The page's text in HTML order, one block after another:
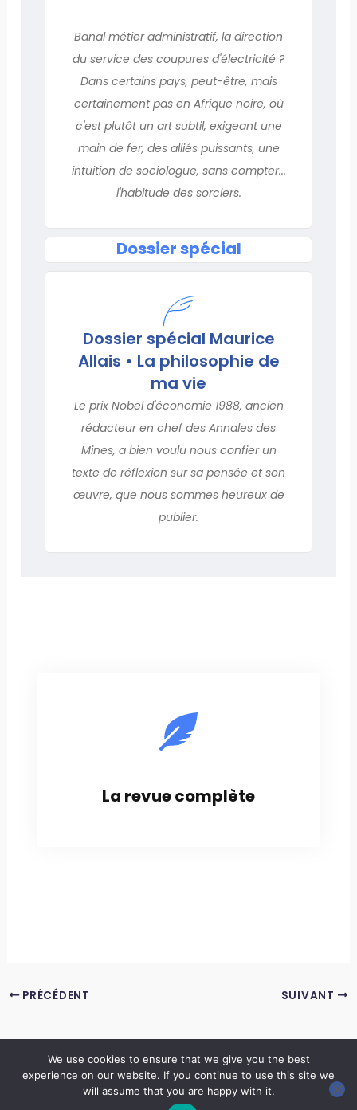
Banal métier administratif, la direction
du service des coupures d'électricité ?
Dans certains pays, peut-être, mais
certainement pas en Afrique noire, où
c'est plutôt un art subtil, exigeant une
main de fer, des alliés puissants, une
intuition de sociologue, sans compter...
l'habitude des sorciers.
Dossier spécial
Dossier spécial Maurice
Allais • La philosophie de
ma vie
Le prix Nobel d'économie 1988, ancien
rédacteur en chef des Annales des
Mines, a bien voulu nous confier un
texte de réflexion sur sa pensée et son
œuvre, que nous sommes heureux de
publier.
La revue complète
PRÉCÉDENT SUIVANT
Copyright © 2026 LES ANNALES DES MINES | Powered byThème WordPress Astra
We use cookies to ensure that we give you the best
experience on our website. If you continue to use this site we
will assume that you are happy with it.